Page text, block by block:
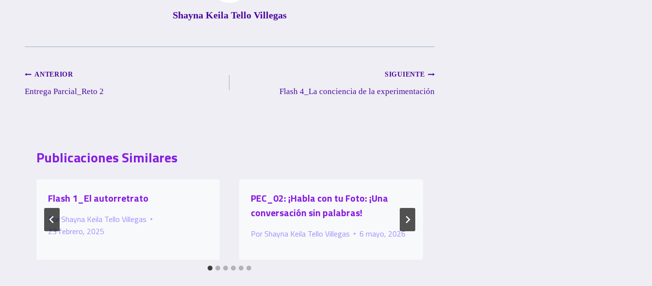
Shayna Keila Tello Villegas
Navegación
de
ANTERIOR
Entrega Parcial_Reto 2
SIGUIENTE
Flash 4_La conciencia de la experimentación
Publicaciones Similares
Flash 1_El autorretrato
PorShayna Keila Tello Villegas
23 febrero, 2025
PEC_02: ¡Habla con tu Foto: ¡Una
conversación sin palabras!
Por Shayna Keila Tello Villegas 6 mayo, 2026